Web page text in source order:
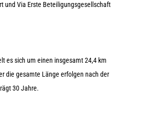
und Via Erste Betei­li­gungs­ge­sell­schaft
es sich um einen ins­ge­samt 24,4 km
die gesamte Länge erfol­gen nach der
30 Jahre.